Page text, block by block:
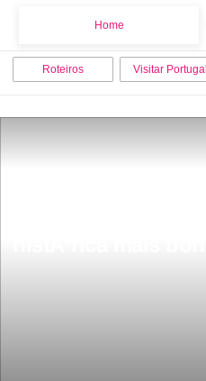
Home
Roteiros Visitar Portugal